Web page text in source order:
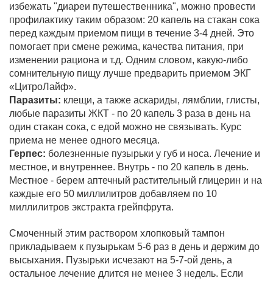
избежать "диареи путешественника", можно провести
профилактику таким образом: 20 капель на стакан сока
перед каждым приемом пищи в течение 3-4 дней. Это
помогает при смене режима, качества питания, при
изменении рациона и т.д. Одним словом, какую-либо
сомнительную пищу лучше предварить приемом ЭКГ
«ЦитроЛайф».
Паразиты: клещи, а также аскариды, лямблии, глисты,
любые паразиты ЖКТ - по 20 капель 3 раза в день на
один стакан сока, с едой можно не связывать. Курс
приема не менее одного месяца.
Герпес: болезненные пузырьки у губ и носа. Лечение и
местное, и внутреннее. Внутрь - по 20 капель в день.
Местное - берем аптечный растительный глицерин и на
каждые его 50 миллилитров добавляем по 10
миллилитров экстракта грейпфрута.
Смоченный этим раствором хлопковый тампон
прикладываем к пузырькам 5-6 раз в день и держим до
высыхания. Пузырьки исчезают на 5-7-ой день, а
остальное лечение длится не менее 3 недель. Если